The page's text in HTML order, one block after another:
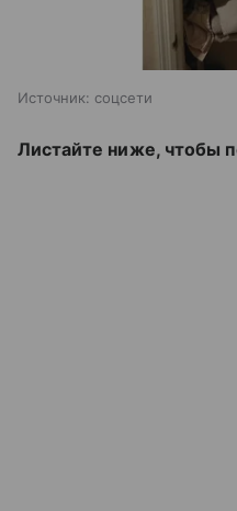
Источник: соцсети
Листайте ниже, чтобы